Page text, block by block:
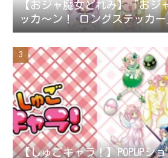
【おジャ魔女どれみ】「おジ
ッカ～ン！ ロングステッカ
テッカー全42種。
【しゅごキャラ！】POPUPシ